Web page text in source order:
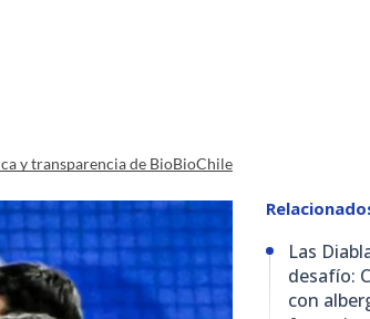
y transparencia de BioBioChile
Las
desafío:
con